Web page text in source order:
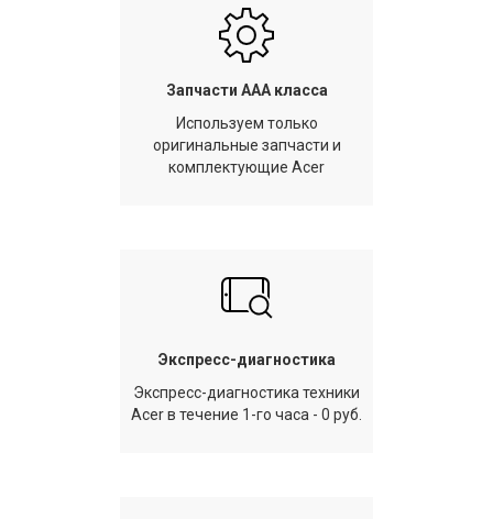
Запчасти AAA класса
Используем только
оригинальные запчасти и
комплектующие Acer
Экспресс-диагностика
Экспресс-диагностика техники
Acer в течение 1-го часа - 0 руб.